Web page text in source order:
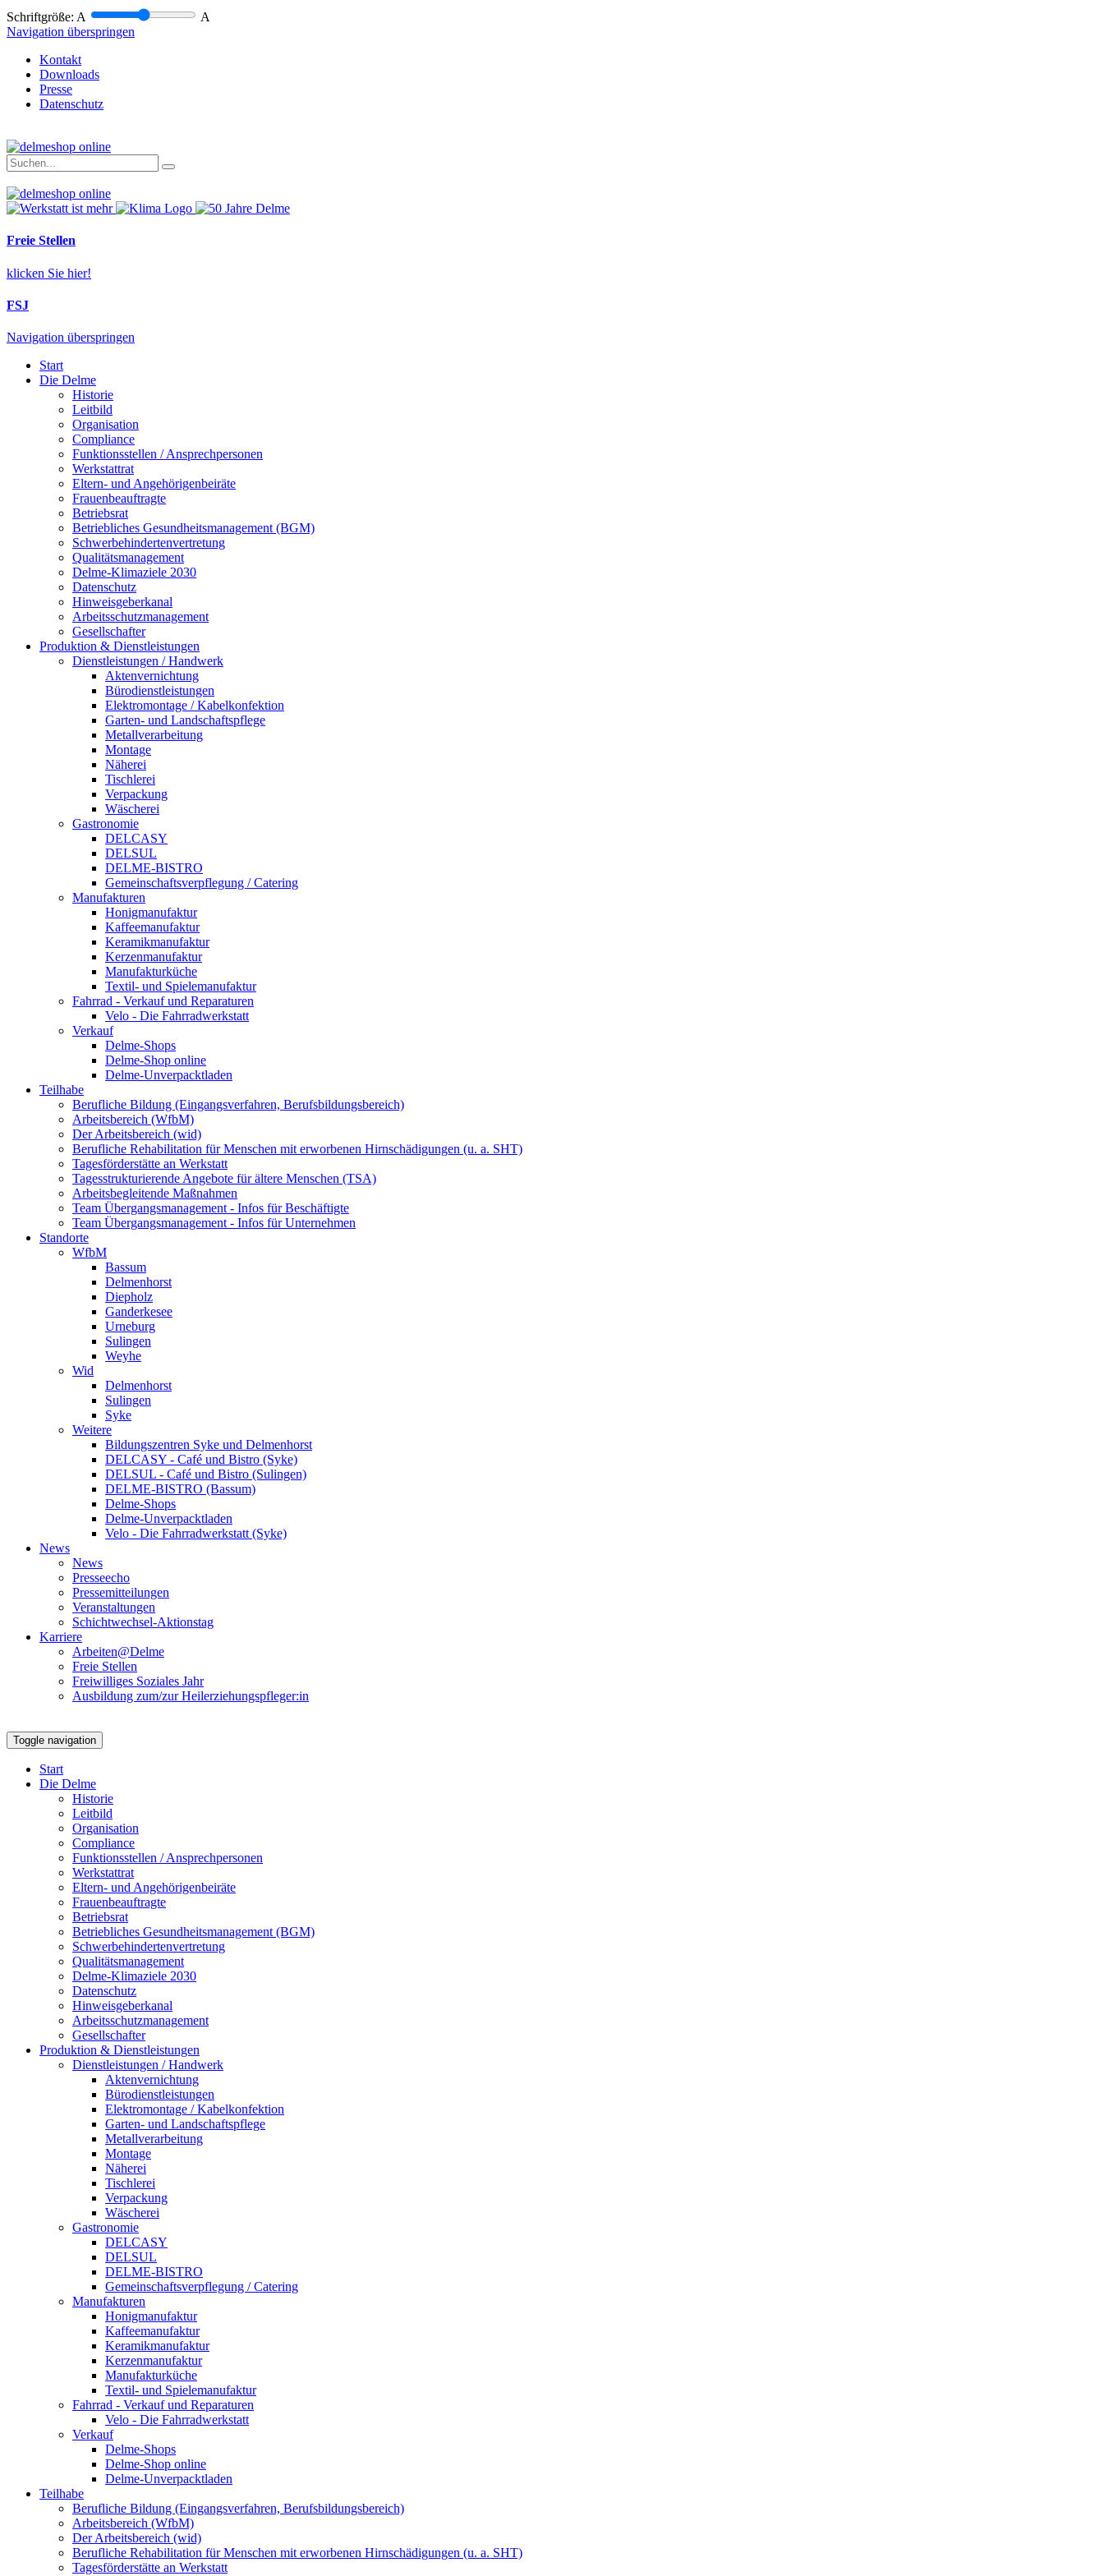
Schriftgröße: A
A
Navigation überspringen
Kontakt
Downloads
Presse
Datenschutz
Freie Stellen
klicken Sie hier!
FSJ
Navigation überspringen
Start
Die Delme
Historie
Leitbild
Organisation
Compliance
Funktionsstellen / Ansprechpersonen
Werkstattrat
Eltern- und Angehörigenbeiräte
Frauenbeauftragte
Betriebsrat
Betriebliches Gesundheitsmanagement (BGM)
Schwerbehindertenvertretung
Qualitätsmanagement
Delme-Klimaziele 2030
Datenschutz
Hinweisgeberkanal
Arbeitsschutzmanagement
Gesellschafter
Produktion & Dienstleistungen
Dienstleistungen / Handwerk
Aktenvernichtung
Bürodienstleistungen
Elektromontage / Kabelkonfektion
Garten- und Landschaftspflege
Metallverarbeitung
Montage
Näherei
Tischlerei
Verpackung
Wäscherei
Gastronomie
DELCASY
DELSUL
DELME-BISTRO
Gemeinschaftsverpflegung / Catering
Manufakturen
Honigmanufaktur
Kaffeemanufaktur
Keramikmanufaktur
Kerzenmanufaktur
Manufakturküche
Textil- und Spielemanufaktur
Fahrrad - Verkauf und Reparaturen
Velo - Die Fahrradwerkstatt
Verkauf
Delme-Shops
Delme-Shop online
Delme-Unverpacktladen
Teilhabe
Berufliche Bildung (Eingangsverfahren, Berufsbildungsbereich)
Arbeitsbereich (WfbM)
Der Arbeitsbereich (wid)
Berufliche Rehabilitation für Menschen mit erworbenen Hirnschädigungen (u. a. SHT)
Tagesförderstätte an Werkstatt
Tagesstrukturierende Angebote für ältere Menschen (TSA)
Arbeitsbegleitende Maßnahmen
Team Übergangsmanagement - Infos für Beschäftigte
Team Übergangsmanagement - Infos für Unternehmen
Standorte
WfbM
Bassum
Delmenhorst
Diepholz
Ganderkesee
Urneburg
Sulingen
Weyhe
Wid
Delmenhorst
Sulingen
Syke
Weitere
Bildungszentren Syke und Delmenhorst
DELCASY - Café und Bistro (Syke)
DELSUL - Café und Bistro (Sulingen)
DELME-BISTRO (Bassum)
Delme-Shops
Delme-Unverpacktladen
Velo - Die Fahrradwerkstatt (Syke)
News
News
Presseecho
Pressemitteilungen
Veranstaltungen
Schichtwechsel-Aktionstag
Karriere
Arbeiten@Delme
Freie Stellen
Freiwilliges Soziales Jahr
Ausbildung zum/zur Heilerziehungspfleger:in
Toggle navigation
Start
Die Delme
Historie
Leitbild
Organisation
Compliance
Funktionsstellen / Ansprechpersonen
Werkstattrat
Eltern- und Angehörigenbeiräte
Frauenbeauftragte
Betriebsrat
Betriebliches Gesundheitsmanagement (BGM)
Schwerbehindertenvertretung
Qualitätsmanagement
Delme-Klimaziele 2030
Datenschutz
Hinweisgeberkanal
Arbeitsschutzmanagement
Gesellschafter
Produktion & Dienstleistungen
Dienstleistungen / Handwerk
Aktenvernichtung
Bürodienstleistungen
Elektromontage / Kabelkonfektion
Garten- und Landschaftspflege
Metallverarbeitung
Montage
Näherei
Tischlerei
Verpackung
Wäscherei
Gastronomie
DELCASY
DELSUL
DELME-BISTRO
Gemeinschaftsverpflegung / Catering
Manufakturen
Honigmanufaktur
Kaffeemanufaktur
Keramikmanufaktur
Kerzenmanufaktur
Manufakturküche
Textil- und Spielemanufaktur
Fahrrad - Verkauf und Reparaturen
Velo - Die Fahrradwerkstatt
Verkauf
Delme-Shops
Delme-Shop online
Delme-Unverpacktladen
Teilhabe
Berufliche Bildung (Eingangsverfahren, Berufsbildungsbereich)
Arbeitsbereich (WfbM)
Der Arbeitsbereich (wid)
Berufliche Rehabilitation für Menschen mit erworbenen Hirnschädigungen (u. a. SHT)
Tagesförderstätte an Werkstatt